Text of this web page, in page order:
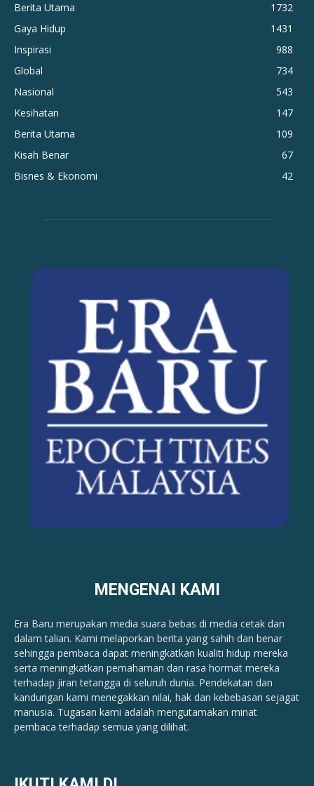
Berita Utama
1732
Gaya Hidup
1431
Inspirasi
988
Global
734
Nasional
543
Kesihatan
147
Berita Utama
109
Kisah Benar
67
Bisnes & Ekonomi
42
MENGENAI KAMI
Era Baru merupakan media suara bebas di media cetak dan
dalam talian. Kami melaporkan berita yang sahih dan benar ​​
sehingga pembaca dapat meningkatkan kualiti hidup mereka
serta meningkatkan pemahaman dan rasa hormat mereka
terhadap jiran tetangga di seluruh dunia. Pendekatan dan
kandungan kami menegakkan nilai, hak dan kebebasan sejagat
manusia. Tugasan kami adalah mengutamakan minat
pembaca terhadap semua yang dilihat.